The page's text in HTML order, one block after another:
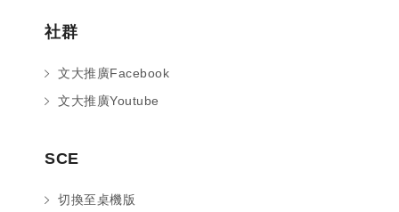
社群
文大推廣Facebook
文大推廣Youtube
SCE
切換至桌機版